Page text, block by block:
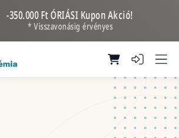
-350.000 Ft ÓRIÁSI Kupon Akció!
* Visszavonásig érvényes